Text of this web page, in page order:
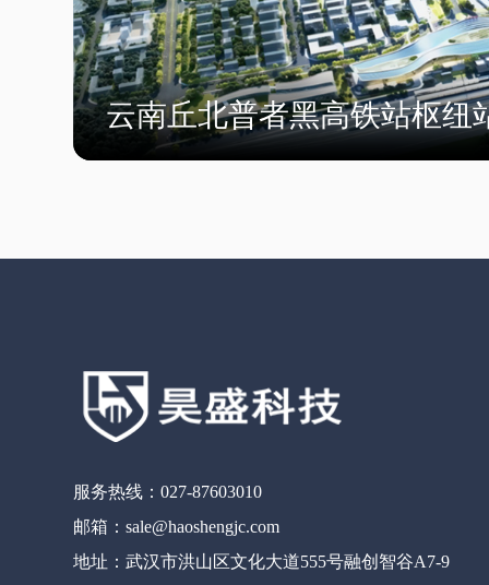
云南丘北普者黑高铁站枢纽
服务热线：027-87603010
邮箱：sale@haoshengjc.com
地址：武汉市洪山区文化大道555号融创智谷A7-9